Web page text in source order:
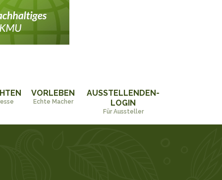
VORLEBEN
Echte Macher
AUSSTELLENDEN-
LOGIN
Für Aussteller